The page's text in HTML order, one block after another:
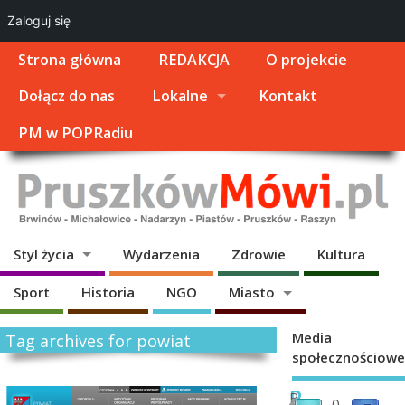
Strona główna REDAKCJA
O projekcie
Dołącz do nas
Lokalne
Kontakt
PM w POPRadiu
Styl życia Wydarzenia Zdrowie Kultura
Sport Historia NGO Miasto
Tag archives for powiat
P
P
Media
społecznościowe
Zaloguj się